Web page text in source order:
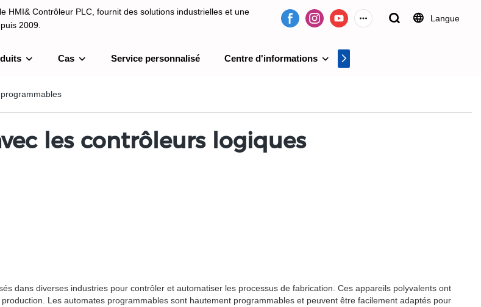
HMI& Contrôleur PLC, fournit des solutions industrielles et une
2009.
Langue
Cas Service personnalisé Centre d'informations
les contrôleurs logiques
dans diverses industries pour contrôler et automatiser les processus de fabrication. Ces appareils polyvalents ont
Les automates programmables sont hautement programmables et peuvent être facilement adaptés pour